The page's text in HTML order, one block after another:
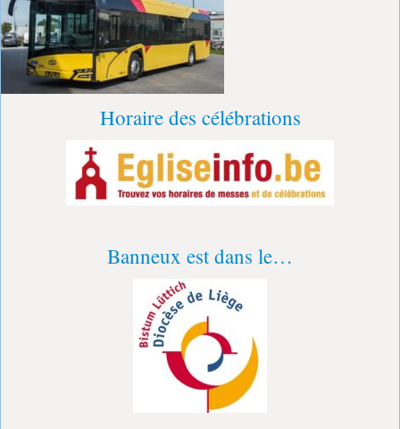
Horaire des célébrations
Banneux est dans le…